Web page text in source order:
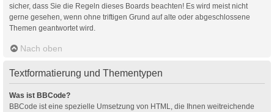
sicher, dass Sie die Regeln dieses Boards beachten! Es wird meist nicht
gerne gesehen, wenn ohne triftigen Grund auf alte oder abgeschlossene
Themen geantwortet wird.
Nach oben
Textformatierung und Thementypen
Was ist BBCode?
BBCode ist eine spezielle Umsetzung von HTML, die Ihnen weitreichende